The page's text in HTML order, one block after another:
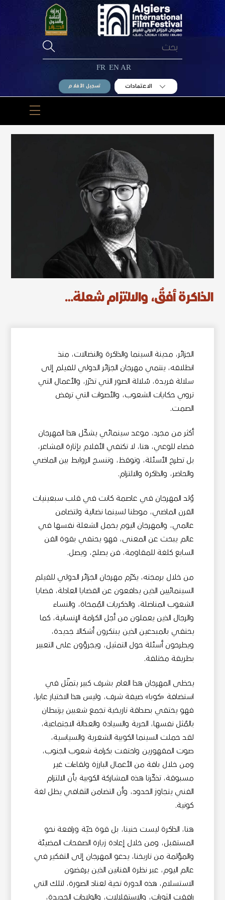
AR
EN
FR
الاعتمادات تسجيل الأفلام
Menu
الذاكرة أفقٌ، والالتزام شعلة…
الجزائر، مدينة السينما والذاكرة والنضالات، منذ
انطلاقه، ينتمي مهرجان الجزائر الدولي للفيلم إلى
سلالة فريدة، سُلالة الصور التي تحرّر، والأعمال التي
تروي حكايات الشعوب، والأصوات التي ترفض
الصمت.
أكثر من مجرد، موعد سينمائي يشكّل هذا المهرجان
فضاء للوعي، هنا، لا تكتفي الأفلام بإثارة المشاعر،
بل تطرح الأسئلة، وتوقظ، وتنسج الروابط بين الماضي
والحاضر، والذاكرة والالتزام.
وُلد المهرجان في عاصمة كانت في قلب سبعينيات
القرن الماضي، موطنا لسينما نضالية ولتضامن
عالمي، والمهرجان اليوم يحمل الشعلة نفسها في
عالم يبحث عن المعنى، فهو يحتفي بقوة الفن
السابع كلغة للمقاومة، فن يصلح، ويصل.
من خلال برمجته، يكرّم مهرجان الجزائر الدولي للفيلم
السينمائيين الذين يدافعون عن القضايا العادلة، قضايا
الشعوب المناضلة، والذكريات المُمحاة، والنساء
والرجال الذين يعملون من أجل الكرامة الإنسانية، كما
يحتفي بالمبدعين الذين يبتكرون أشكالا جديدة،
ويطرحون أسئلة حول التمثيل، ويجرؤون على التعبير
بطريقة مختلفة.
يحظى المهرجان هذا العام بشرف كبير يتمثّل في
استضافة «كوبا» ضيفة شرف، وليس هذا الاختيار عابرا،
فهو يحتفي بصداقة تاريخية تجمع شعبين يرتبطان
بالمُثل نفسها، الحرية والسيادة والعدالة الاجتماعية،
لقد حملت السينما الكوبية الشعرية والسياسية،
صوت المقهورين واحتفت بكرامة شعوب الجنوب،
ومن خلال باقة من الأعمال البارزة ولقاءات غير
مسبوقة، تذكّرنا هذه المشاركة الكوبية بأن الالتزام
الفني يتجاوز الحدود، وأن التضامن الثقافي يظل لغة
كونية.
هنا، الذاكرة ليست حنينا، بل قوة حيّة ورافعة نحو
المستقبل، ومن خلال إعادة زيارة الصفحات المضيئة
والمؤلمة من تاريخنا، يدعو المهرجان إلى التفكير في
عالم اليوم، عبر نظرة الفنانين الذين يرفضون
الاستسلام، هذه الدورة تحية لعناد الصورة، لتلك التي
رافقت الثورات، والاستقلالات، والولادات الجديدة،